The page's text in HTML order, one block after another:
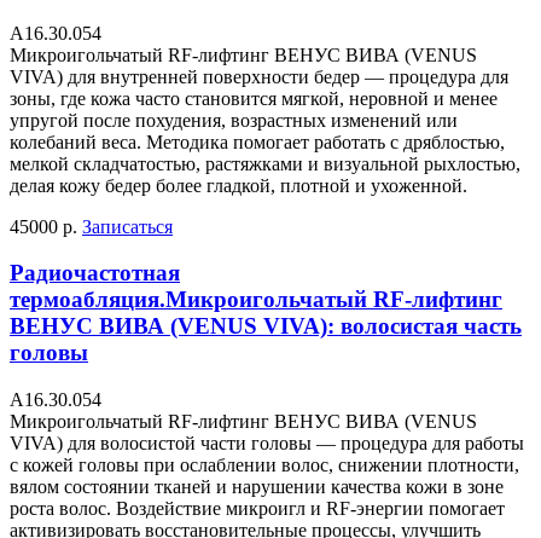
А16.30.054
Микроигольчатый RF-лифтинг ВЕНУС ВИВА (VENUS
VIVA) для внутренней поверхности бедер — процедура для
зоны, где кожа часто становится мягкой, неровной и менее
упругой после похудения, возрастных изменений или
колебаний веса. Методика помогает работать с дряблостью,
мелкой складчатостью, растяжками и визуальной рыхлостью,
делая кожу бедер более гладкой, плотной и ухоженной.
45000 р. Записаться
Радиочастотная
термоабляция.Микроигольчатый RF-лифтинг
ВЕНУС ВИВА (VENUS VIVA): волосистая часть
головы
А16.30.054
Микроигольчатый RF-лифтинг ВЕНУС ВИВА (VENUS
VIVA) для волосистой части головы — процедура для работы
с кожей головы при ослаблении волос, снижении плотности,
вялом состоянии тканей и нарушении качества кожи в зоне
роста волос. Воздействие микроигл и RF-энергии помогает
активизировать восстановительные процессы, улучшить